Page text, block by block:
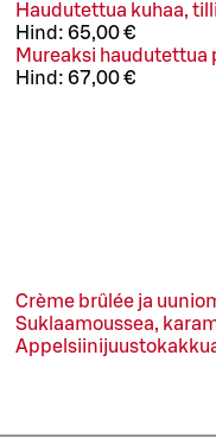
Haudutettua kuhaa,
Hind: 65,00 €
Mureaksi
Hind: 67,00 €
Crème brûlée ja
Suklaamoussea,